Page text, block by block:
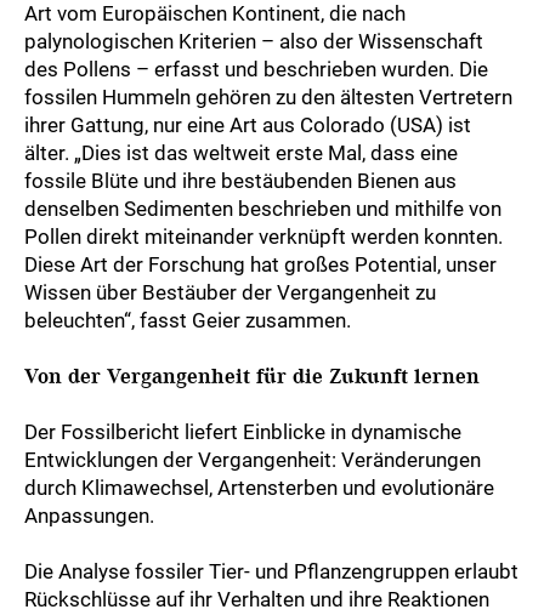
Art vom Europäischen Kontinent, die nach
palynologischen Kriterien – also der Wissenschaft
des Pollens – erfasst und beschrieben wurden. Die
fossilen Hummeln gehören zu den ältesten Vertretern
ihrer Gattung, nur eine Art aus Colorado (USA) ist
älter. „Dies ist das weltweit erste Mal, dass eine
fossile Blüte und ihre bestäubenden Bienen aus
denselben Sedimenten beschrieben und mithilfe von
Pollen direkt miteinander verknüpft werden konnten.
Diese Art der Forschung hat großes Potential, unser
Wissen über Bestäuber der Vergangenheit zu
beleuchten“, fasst Geier zusammen.
Von der Vergangenheit für die Zukunft lernen
Der Fossilbericht liefert Einblicke in dynamische
Entwicklungen der Vergangenheit: Veränderungen
durch Klimawechsel, Artensterben und evolutionäre
Anpassungen.
Die Analyse fossiler Tier- und Pflanzengruppen erlaubt
Rückschlüsse auf ihr Verhalten und ihre Reaktionen